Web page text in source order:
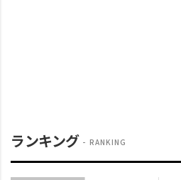
ランキング RANKING